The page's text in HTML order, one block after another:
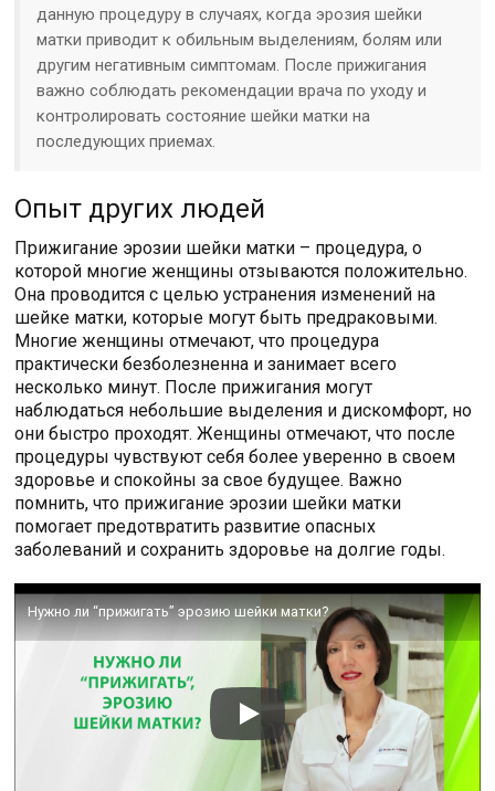
данную процедуру в случаях, когда эрозия шейки
матки приводит к обильным выделениям, болям или
другим негативным симптомам. После прижигания
важно соблюдать рекомендации врача по уходу и
контролировать состояние шейки матки на
последующих приемах.
Опыт других людей
Прижигание эрозии шейки матки – процедура, о
которой многие женщины отзываются положительно.
Она проводится с целью устранения изменений на
шейке матки, которые могут быть предраковыми.
Многие женщины отмечают, что процедура
практически безболезненна и занимает всего
несколько минут. После прижигания могут
наблюдаться небольшие выделения и дискомфорт, но
они быстро проходят. Женщины отмечают, что после
процедуры чувствуют себя более уверенно в своем
здоровье и спокойны за свое будущее. Важно
помнить, что прижигание эрозии шейки матки
помогает предотвратить развитие опасных
заболеваний и сохранить здоровье на долгие годы.
Нужно ли “прижигать” эрозию шейки матки?